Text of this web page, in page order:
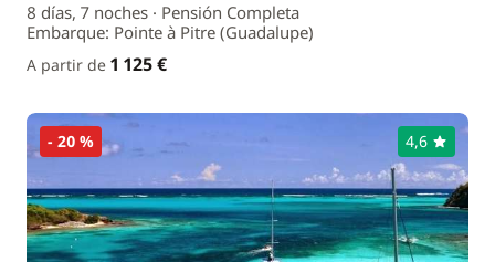
8 días, 7 noches · Pensión Completa
Embarque: Pointe à Pitre (Guadalupe)
A partir de 1 125 €
- 20 % 4,6